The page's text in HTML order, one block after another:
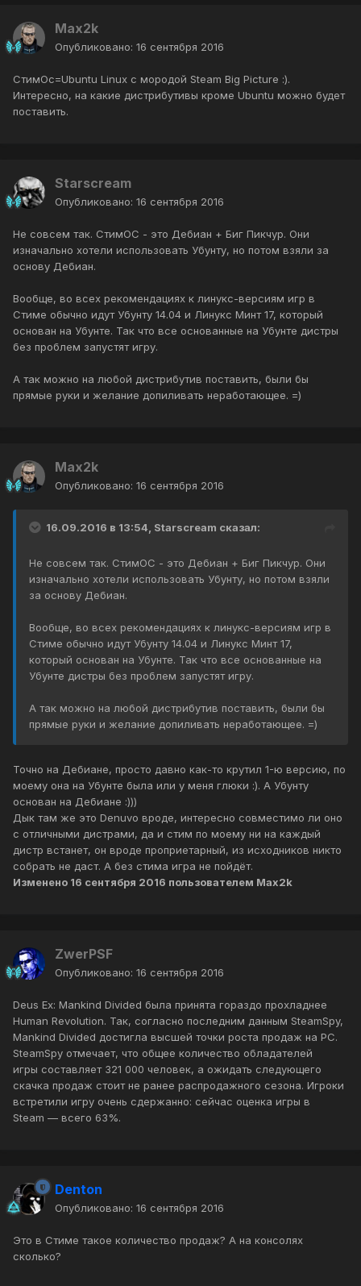
Max2k
Опубликовано: 16 сентября 2016
СтимОс=Ubuntu Linux с мородой Steam Big Picture :).
Интересно, на какие дистрибутивы кроме Ubuntu можно будет
поставить.
Starscream
Опубликовано: 16 сентября 2016
Не совсем так. СтимОС - это Дебиан + Биг Пикчур. Они
изначально хотели использовать Убунту, но потом взяли за
основу Дебиан.
Вообще, во всех рекомендациях к линукс-версиям игр в
Стиме обычно идут Убунту 14.04 и Линукс Минт 17, который
основан на Убунте. Так что все основанные на Убунте дистры
без проблем запустят игру.
А так можно на любой дистрибутив поставить, были бы
прямые руки и желание допиливать неработающее. =)
Max2k
Опубликовано: 16 сентября 2016
16.09.2016 в 13:54, Starscream сказал:
Не совсем так. СтимОС - это Дебиан + Биг Пикчур. Они
изначально хотели использовать Убунту, но потом взяли
за основу Дебиан.
Вообще, во всех рекомендациях к линукс-версиям игр в
Стиме обычно идут Убунту 14.04 и Линукс Минт 17,
который основан на Убунте. Так что все основанные на
Убунте дистры без проблем запустят игру.
А так можно на любой дистрибутив поставить, были бы
прямые руки и желание допиливать неработающее. =)
Точно на Дебиане, просто давно как-то крутил 1-ю версию, по
моему она на Убунте была или у меня глюки :). А Убунту
основан на Дебиане :)))
Дык там же это Denuvo вроде, интересно совместимо ли оно
с отличными дистрами, да и стим по моему ни на каждый
дистр встанет, он вроде проприетарный, из исходников никто
собрать не даст. А без стима игра не пойдёт.
Изменено 16 сентября 2016 пользователем Max2k
ZwerPSF
Опубликовано: 16 сентября 2016
Deus Ex: Mankind Divided была принята гораздо прохладнее
Human Revolution. Так, согласно последним данным SteamSpy,
Mankind Divided достигла высшей точки роста продаж на PC.
SteamSpy отмечает, что общее количество обладателей
игры составляет 321 000 человек, а ожидать следующего
скачка продаж стоит не ранее распродажного сезона. Игроки
встретили игру очень сдержанно: сейчас оценка игры в
Steam — всего 63%.
Denton
Опубликовано: 16 сентября 2016
Это в Стиме такое количество продаж? А на консолях
сколько?